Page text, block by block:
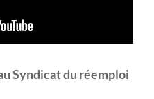
Syndicat du réemploi